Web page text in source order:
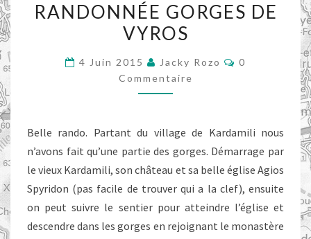
GORGES
DE
RANDONNÉE GORGES DE
VYROS
4 Juin 2015 Jacky Rozo
0
Commentaire
Belle rando. Partant du village de Kardamili nous
n’avons fait qu’une partie des gorges. Démarrage par
le vieux Kardamili, son château et sa belle église Agios
Spyridon (pas facile de trouver qui a la clef), ensuite
on peut suivre le sentier pour atteindre l’église et
descendre dans les gorges en rejoignant le monastère